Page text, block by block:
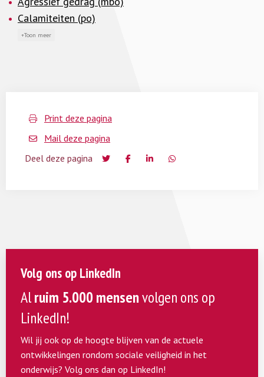
Calamiteiten (po)
Toon meer
Print deze pagina
Mail deze pagina
Deel deze pagina
Volg ons op LinkedIn
Alruim 5.000 mensenvolgen ons op
LinkedIn!
Wil jij ook op de hoogte blijven van de actuele
ontwikkelingen rondom sociale veiligheid in het
onderwijs? Volg ons dan op LinkedIn!